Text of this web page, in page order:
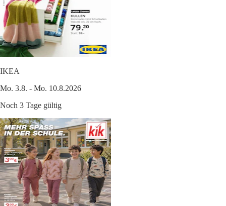
IKEA
Mo. 3.8. - Mo. 10.8.2026
Noch 3 Tage gültig